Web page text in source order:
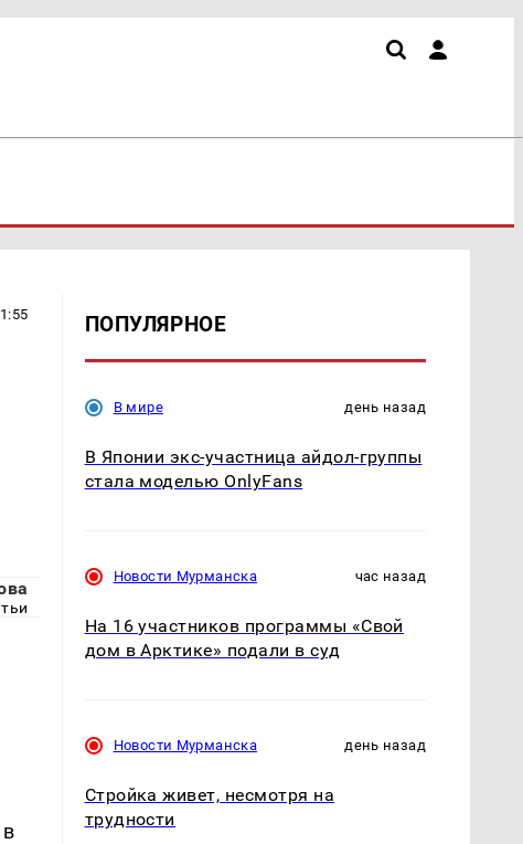
ПОПУЛЯРНОЕ
В мире день назад
В Японии экс-участница айдол-группы
стала моделью OnlyFans
Новости Мурманска час назад
На 16 участников программы «Свой
дом в Арктике» подали в суд
Новости Мурманска день назад
Стройка живет, несмотря на
трудности